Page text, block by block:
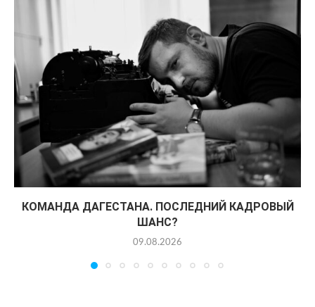
КОМАНДА ДАГЕСТАНА. ПОСЛЕДНИЙ КАДРОВЫЙ
ШАНС?
09.08.2026